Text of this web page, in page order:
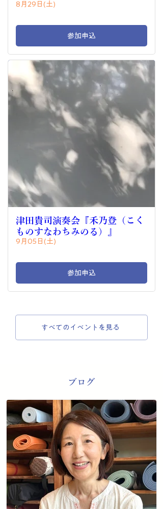
8月29日(土)
参加申込
津田貴司演奏会『禾乃登（こく
ものすなわちみのる）』
9月05日(土)
参加申込
すべてのイベントを見る
​ブログ